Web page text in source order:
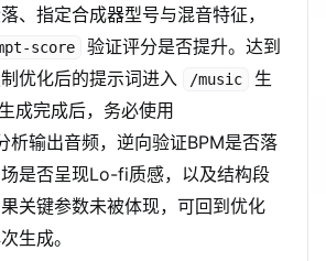
、指定合成器型号与混音特征，
score
验证评分是否提升。达到
优化后的提示词进入
/music
生
成完成后，务必使用
析输出音频，逆向验证BPM是否落
是否呈现Lo-fi质感，以及结构段
关键参数未被体现，可回到优化
生成。